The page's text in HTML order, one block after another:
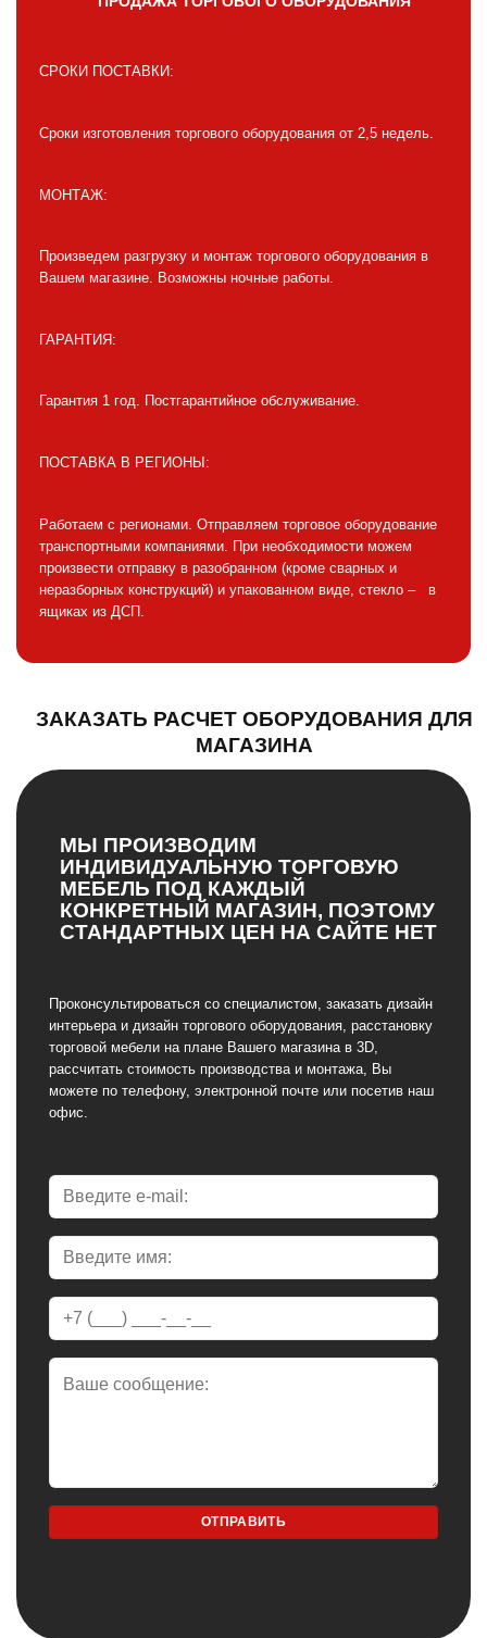
СРОКИ ПОСТАВКИ:
Сроки изготовления торгового оборудования от 2,5 недель.
МОНТАЖ:
Произведем разгрузку и монтаж торгового оборудования в
Вашем магазине. Возможны ночные работы.
ГАРАНТИЯ:
Гарантия 1 год. Постгарантийное обслуживание.
ПОСТАВКА В РЕГИОНЫ:
Работаем с регионами. Отправляем торговое оборудование
транспортными компаниями. При необходимости можем
произвести отправку в разобранном (кроме сварных и
неразборных конструкций) и упакованном виде, стекло – в
ящиках из ДСП.
ЗАКАЗАТЬ РАСЧЕТ ОБОРУДОВАНИЯ ДЛЯ
МАГАЗИНА
МЫ ПРОИЗВОДИМ
ИНДИВИДУАЛЬНУЮ ТОРГОВУЮ
МЕБЕЛЬ ПОД КАЖДЫЙ
КОНКРЕТНЫЙ МАГАЗИН, ПОЭТОМУ
СТАНДАРТНЫХ ЦЕН НА САЙТЕ НЕТ
Проконсультироваться со специалистом, заказать дизайн
интерьера и дизайн торгового оборудования, расстановку
торговой мебели на плане Вашего магазина в 3D,
рассчитать стоимость производства и монтажа, Вы
можете по телефону, электронной почте или посетив наш
офис.